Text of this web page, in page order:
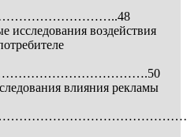
исследования воздействия
влияния рекламы